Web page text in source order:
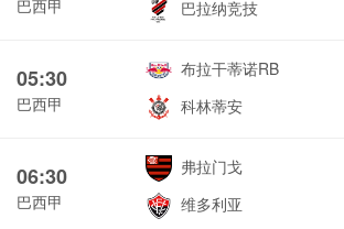
巴西甲
巴拉纳竞技
05:30
巴西甲
布拉干蒂诺RB
科林蒂安
06:30
巴西甲
弗拉门戈
维多利亚